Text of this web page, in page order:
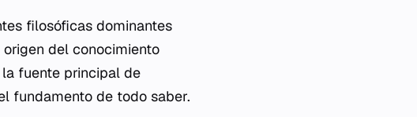
filosóficas dominantes
del conocimiento
fuente principal de
fundamento de todo saber.